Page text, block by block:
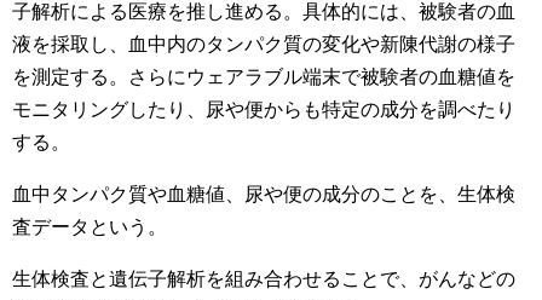
子解析による医療を推し進める。具体的には、被験者の血
液を採取し、血中内のタンパク質の変化や新陳代謝の様子
を測定する。さらにウェアラブル端末で被験者の血糖値を
モニタリングしたり、尿や便からも特定の成分を調べたり
する。
血中タンパク質や血糖値、尿や便の成分のことを、生体検
査データという。
生体検査と遺伝子解析を組み合わせることで、がんなどの